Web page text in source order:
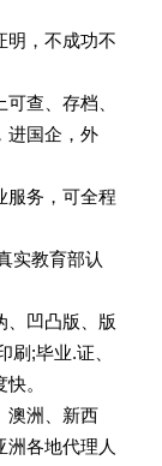
，不成功不
查、存档、
进国企，外
务，可全程
实教育部认
凹凸版、版
刷;毕业.证、
。
澳洲、新西
洲各地代理人